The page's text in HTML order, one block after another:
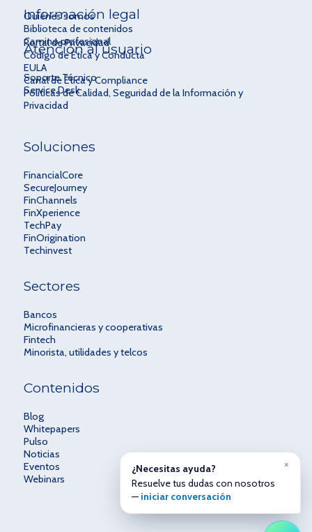
Quiénes somos
Biblioteca de contenidos
Camino profesional
Atención al usuario
Soporte Técnico
Service Desk
Información legal
Portal de Privacidad
Código de Ética y Conducta
EULA
Canal de Ética y Compliance
Políticas de Calidad, Seguridad de la Información y
Privacidad
Soluciones
FinancialCore
SecureJourney
FinChannels
FinXperience
TechPay
FinOrigination
Techinvest
Sectores
Bancos
Microfinancieras y cooperativas
Fintech
Minorista, utilidades y telcos
Contenidos
Blog
Whitepapers
Pulso
Noticias
Eventos
Webinars
×
¿Necesitas ayuda?
Resuelve tus dudas con nosotros
— iniciar conversación